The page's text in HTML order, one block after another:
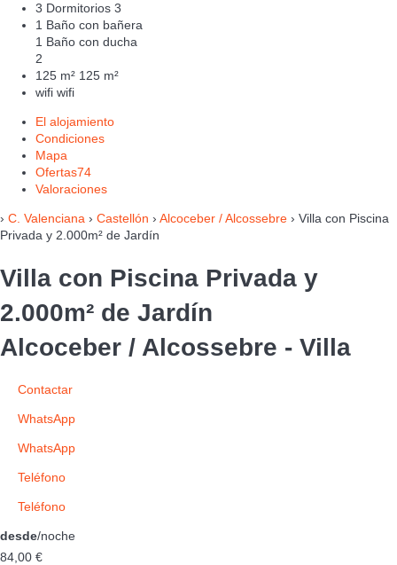
3 Dormitorios 3
1 Baño con bañera
1 Baño con ducha
2
125 m² 125 m²
wifi wifi
El alojamiento
Condiciones
Mapa
Ofertas74
Valoraciones
› C. Valenciana › Castellón › Alcoceber / Alcossebre › Villa con Piscina
Privada y 2.000m² de Jardín
Villa con Piscina Privada y
2.000m² de Jardín
Alcoceber / Alcossebre - Villa
Contactar
WhatsApp
WhatsApp
Teléfono
Teléfono
desde/noche
84, 00 €